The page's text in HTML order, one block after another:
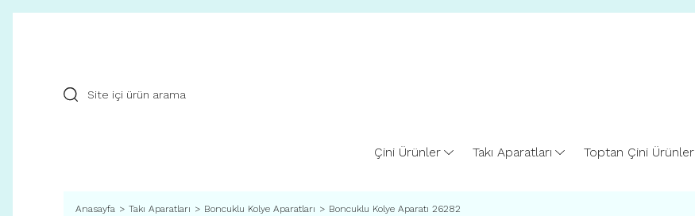
Çini Ürünler Takı Aparatları Toptan Çini Ürünler
Anasayfa Takı Aparatları Boncuklu Kolye Aparatları Boncuklu Kolye Aparatı 26282